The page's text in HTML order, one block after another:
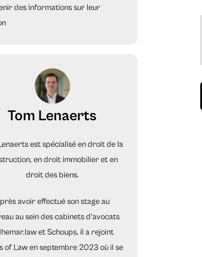
des informations sur leur
Tom Lenaerts
est spécialisé en droit de la
en droit immobilier et en
droit des biens.
avoir effectué son stage au
au sein des cabinets d'avocats
et Schoups, il a rejoint
of Law en septembre 2023 où il se